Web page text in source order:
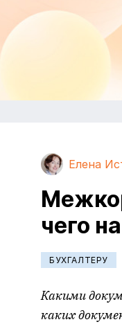
Елена
чего
БУХГАЛТЕРУ
Какими
каких